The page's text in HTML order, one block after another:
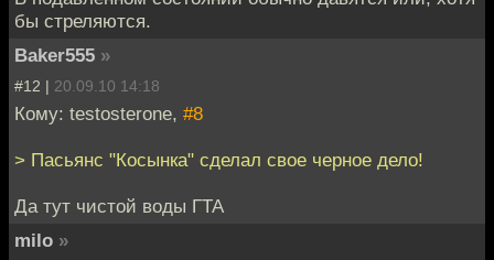
бы стреляются.
Baker555 »
#12 | 20.09.10 14:18
Кому: testosterone, #8
> Пасьянс "Косынка" сделал свое черное дело!
Да тут чистой воды ГТА
milo »